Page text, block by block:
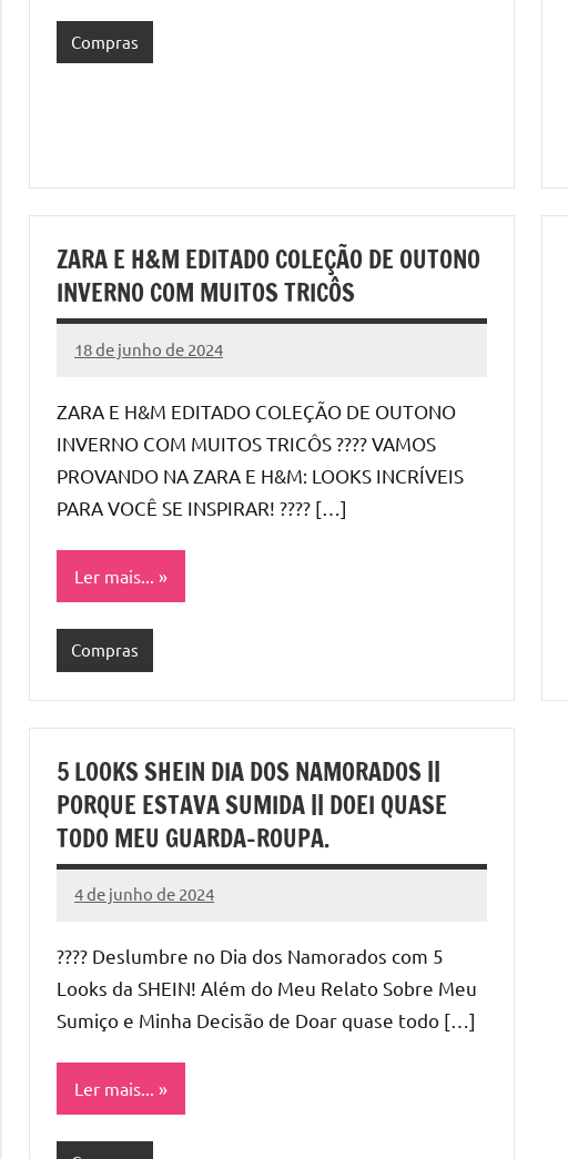
Compras
ZARA E H&M EDITADO COLEÇÃO DE OUTONO
INVERNO COM MUITOS TRICÔS
18 de junho de 2024
Cibelle
Nenhum
ZARA E H&M EDITADO COLEÇÃO DE OUTONO
INVERNO COM MUITOS TRICÔS ???? VAMOS
PROVANDO NA ZARA E H&M: LOOKS INCRÍVEIS
PARA VOCÊ SE INSPIRAR! ???? […]
Ler mais...
Compras
5 LOOKS SHEIN DIA DOS NAMORADOS ||
PORQUE ESTAVA SUMIDA || DOEI QUASE
TODO MEU GUARDA-ROUPA.
4 de junho de 2024
Cibelle
Nenhum
???? Deslumbre no Dia dos Namorados com 5
Looks da SHEIN! Além do Meu Relato Sobre Meu
Sumiço e Minha Decisão de Doar quase todo […]
Ler mais...